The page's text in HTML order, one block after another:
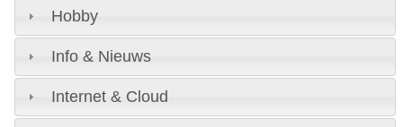
Hobby
Info & Nieuws
Internet & Cloud